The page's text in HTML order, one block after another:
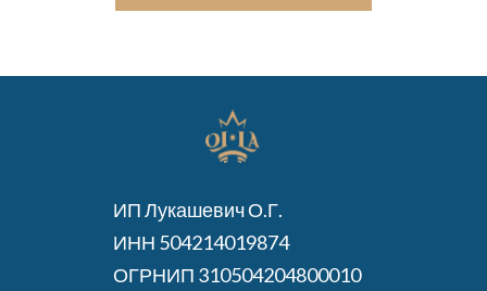
ИП Лукашевич О.Г.
ИНН 504214019874
ОГРНИП 310504204800010